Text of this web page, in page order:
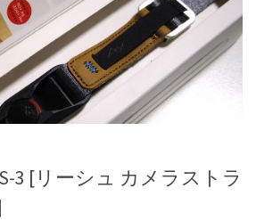
3 [リーシュ カメラストラ